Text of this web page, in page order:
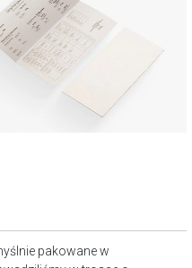
pakowane w